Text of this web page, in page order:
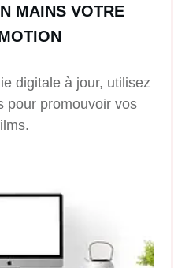
MAINS VOTRE
digitale à jour, utilisez
pour promouvoir vos